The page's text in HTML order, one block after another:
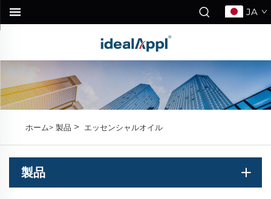
JA
ホーム> 製品 > エッセンシャルオイル
製品